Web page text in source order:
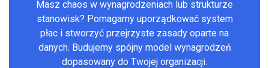
Masz chaos w wynagrodzeniach lub strukturze
stanowisk? Pomagamy uporządkować system
płac i stworzyć przejrzyste zasady oparte na
danych. Budujemy spójny model wynagrodzeń
dopasowany do Twojej organizacji.